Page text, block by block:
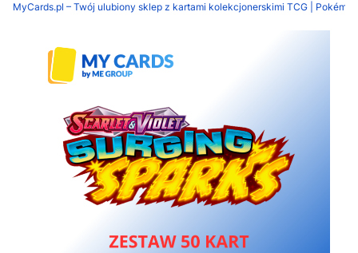
MyCards.pl – Twój ulubiony sklep z kartami kolekcjonerskimi TCG |